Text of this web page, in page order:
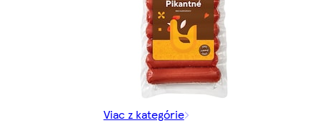
Viac z kategórie